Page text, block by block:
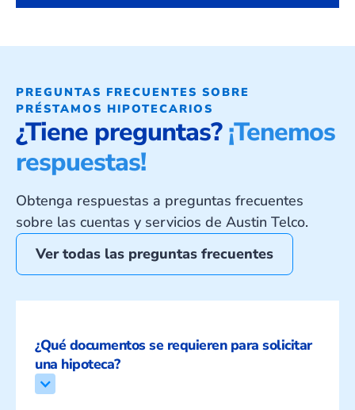
PREGUNTAS FRECUENTES SOBRE
PRÉSTAMOS HIPOTECARIOS
¿Tiene preguntas?¡Tenemos
respuestas!
Obtenga respuestas a preguntas frecuentes
sobre las cuentas y servicios de Austin Telco.
Ver todas las preguntas frecuentes
¿Qué documentos se requieren para solicitar
una hipoteca?